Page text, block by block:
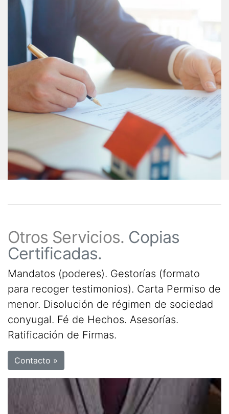
Otros Servicios. Copias
Certificadas.
Mandatos (poderes). Gestorías (formato
para recoger testimonios). Carta Permiso de
menor. Disolución de régimen de sociedad
conyugal. Fé de Hechos. Asesorías.
Ratificación de Firmas.
Contacto »